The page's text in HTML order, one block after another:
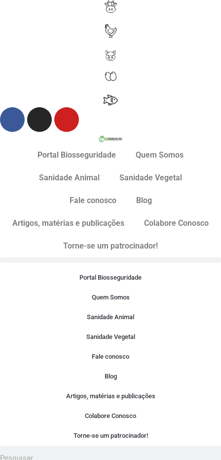
Portal Biosseguridade Quem Somos
Sanidade Animal Sanidade Vegetal
Fale conosco Blog
Artigos, matérias e publicações Colabore Conosco
Torne-se um patrocinador!
Portal Biosseguridade
Quem Somos
Sanidade Animal
Sanidade Vegetal
Fale conosco
Blog
Artigos, matérias e publicações
Colabore Conosco
Torne-se um patrocinador!